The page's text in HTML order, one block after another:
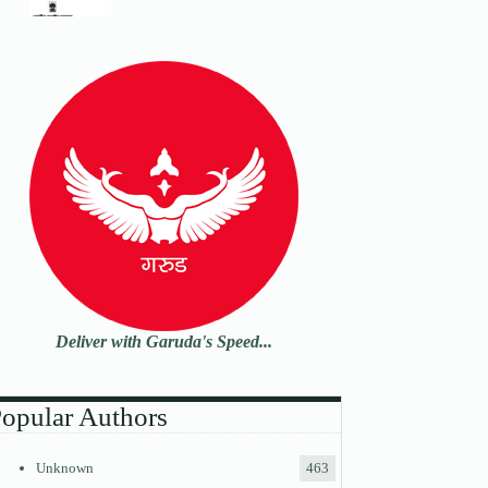
Deliver with Garuda's Speed...
Authors
Unknown 463